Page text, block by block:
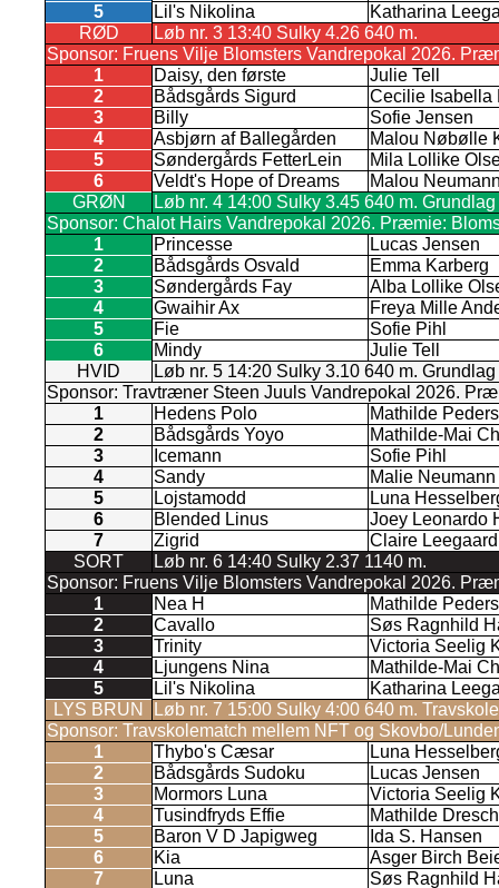
5
Lil's Nikolina
Katharina
RØD
Løb nr. 3 13:40 Sulky 4.26 640 m.
Sponsor: Fruens Vilje Blomsters Vandrepokal 2026.
1
Daisy, den første
Julie Tell
2
Bådsgårds Sigurd
Cecilie Isabella
3
Billy
Sofie Jensen
4
Asbjørn af Ballegården
Malou Nøbølle
5
Søndergårds FetterLein
Mila Lollike
6
Veldt's Hope of Dreams
Malou
GRØN
Løb nr. 4 14:00 Sulky 3.45 640 m.
Sponsor: Chalot Hairs Vandrepokal 2026. Præmie:
1
Princesse
Lucas Jensen
2
Bådsgårds Osvald
Emma Karberg
3
Søndergårds Fay
Alba Lollike
4
Gwaihir Ax
Freya Mille
5
Fie
Sofie Pihl
6
Mindy
Julie Tell
HVID
Løb nr. 5 14:20 Sulky 3.10 640 m.
Sponsor: Travtræner Steen Juuls Vandrepokal 2026.
1
Hedens Polo
Mathilde
2
Bådsgårds Yoyo
Mathilde-Mai
3
Icemann
Sofie Pihl
4
Sandy
Malie Neumann
5
Lojstamodd
Luna
6
Blended Linus
Joey Leonardo
7
Zigrid
Claire Leegaard
SORT
Løb nr. 6 14:40 Sulky 2.37 1140 m.
Sponsor: Fruens Vilje Blomsters Vandrepokal 2026.
1
Nea H
Mathilde
2
Cavallo
Søs Ragnhild
3
Trinity
Victoria Seelig
4
Ljungens Nina
Mathilde-Mai
5
Lil's Nikolina
Katharina
LYS BRUN
Løb nr. 7 15:00 Sulky 4:00 640 m.
Sponsor: Travskolematch mellem NFT og Skovbo/
1
Thybo's Cæsar
Luna
2
Bådsgårds Sudoku
Lucas Jensen
3
Mormors Luna
Victoria Seelig
4
Tusindfryds Effie
Mathilde
5
Baron V D Japigweg
Ida S. Hansen
6
Kia
Asger Birch
7
Luna
Søs Ragnhild